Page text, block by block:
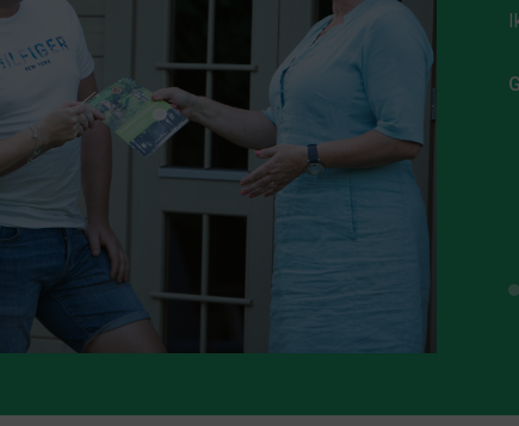
ons snel thuis mede door het ontvangst. Alles is
en wat een lekker ontbijt! We zullen zeker andere
want we gunnen hun ook zo’n verblijf. Bedankt voor alles… en